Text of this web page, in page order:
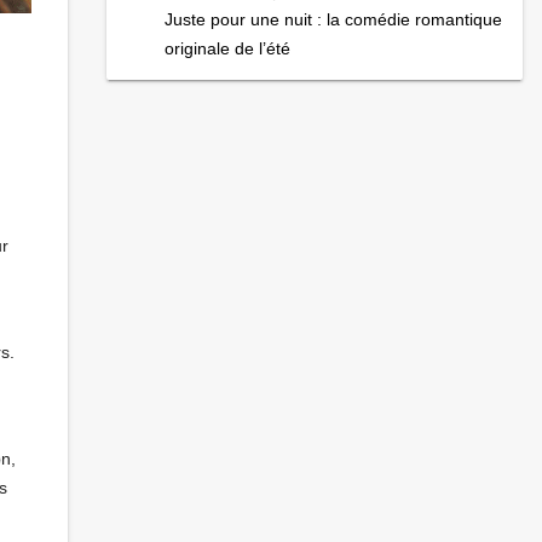
Juste pour une nuit : la comédie romantique
originale de l’été